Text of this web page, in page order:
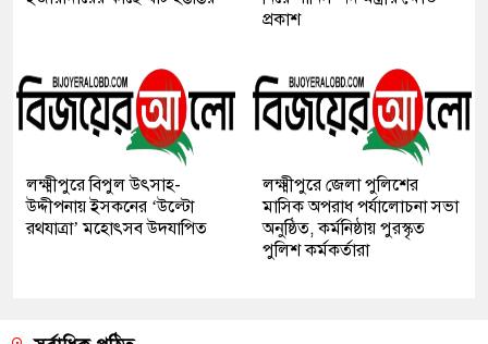
প্রকাশ
লক্ষ্মীপুরে বিপুল উৎসাহ-
উদ্দীপনায় ইসকনের ‘উল্টো
রথযাত্রা’ মহোৎসব উদযাপিত
লক্ষ্মীপুরে জেলা পুলিশের
মাসিক অপরাধ পর্যালোচনা সভা
অনুষ্ঠিত, কর্মনিষ্ঠায় পুরস্কৃত
পুলিশ কর্মকর্তারা